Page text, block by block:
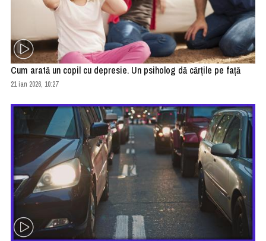
Cum arată un copil cu depresie. Un psiholog dă cărţile pe faţă
21 ian 2026, 10:27